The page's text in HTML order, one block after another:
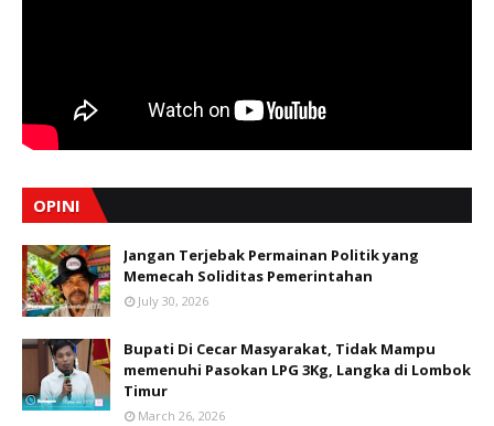
OPINI
Jangan Terjebak Permainan Politik yang
Memecah Soliditas Pemerintahan
July 30, 2026
Bupati Di Cecar Masyarakat, Tidak Mampu
memenuhi Pasokan LPG 3Kg, Langka di Lombok
Timur
March 26, 2026